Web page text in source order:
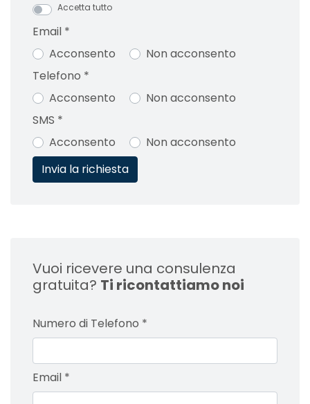
Accetta tutto
Email *
Acconsento
Non acconsento
Telefono *
Acconsento
Non acconsento
SMS *
Acconsento
Non acconsento
Vuoi ricevere una consulenza
gratuita? Ti ricontattiamo noi
Numero di Telefono *
Email *